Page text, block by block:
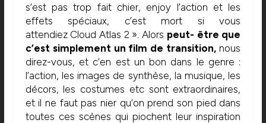
s’est pas trop fait chier, enjoy l’action et les
effets spéciaux, c’est mort si vous
attendiez Cloud Atlas 2 ». Alors peut- être que
c’est simplement un film de transition, nous
direz-vous, et c’en est un bon dans le genre :
l’action, les images de synthèse, la musique, les
décors, les costumes etc sont extraordinaires,
et il ne faut pas nier qu’on prend son pied dans
toutes ces scènes qui piochent leur inspiration